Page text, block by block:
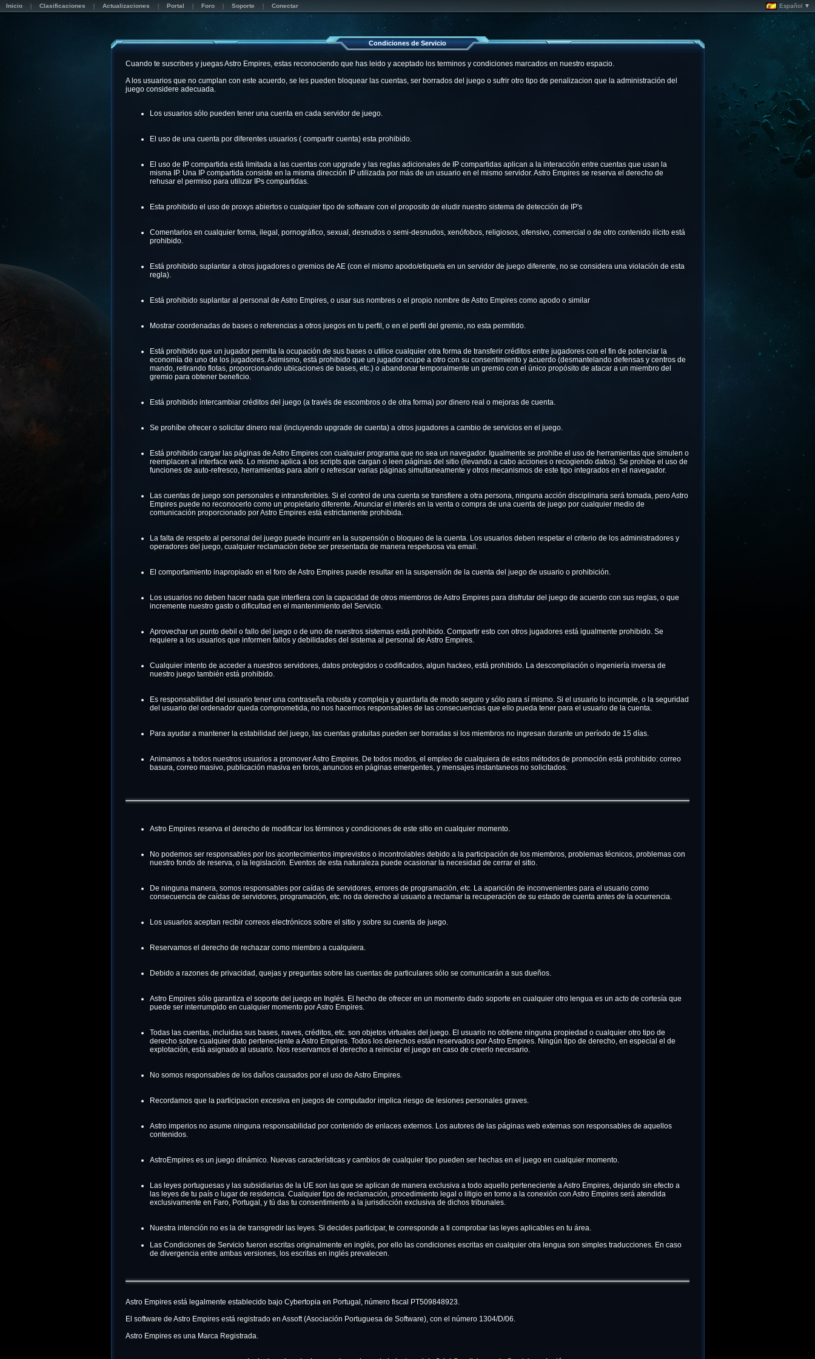
Inicio Clasificaciones Actualizaciones Portal Foro Soporte Conectar Español ▼
Condiciones de Servicio
Cuando te suscribes y juegas Astro Empires, estas reconociendo que has leido y aceptado los terminos y condiciones marcados en nuestro espacio.
A los usuarios que no cumplan con este acuerdo, se les pueden bloquear las cuentas, ser borrados del juego o sufrir otro tipo de penalizacion que la administración del
juego considere adecuada.
Los usuarios sólo pueden tener una cuenta en cada servidor de juego.
El uso de una cuenta por diferentes usuarios ( compartir cuenta) esta prohibido.
El uso de IP compartida está limitada a las cuentas con upgrade y las reglas adicionales de IP compartidas aplican a la interacción entre cuentas que usan la
misma IP. Una IP compartida consiste en la misma dirección IP utilizada por más de un usuario en el mismo servidor. Astro Empires se reserva el derecho de
rehusar el permiso para utilizar IPs compartidas.
Esta prohibido el uso de proxys abiertos o cualquier tipo de software con el proposito de eludir nuestro sistema de detección de IP's
Comentarios en cualquier forma, ilegal, pornográfico, sexual, desnudos o semi-desnudos, xenófobos, religiosos, ofensivo, comercial o de otro contenido ilícito está
prohibido.
Está prohibido suplantar a otros jugadores o gremios de AE (con el mismo apodo/etiqueta en un servidor de juego diferente, no se considera una violación de esta
regla).
Está prohibido suplantar al personal de Astro Empires, o usar sus nombres o el propio nombre de Astro Empires como apodo o similar
Mostrar coordenadas de bases o referencias a otros juegos en tu perfil, o en el perfil del gremio, no esta permitido.
Está prohibido que un jugador permita la ocupación de sus bases o utilice cualquier otra forma de transferir créditos entre jugadores con el fin de potenciar la
economía de uno de los jugadores. Asimismo, está prohibido que un jugador ocupe a otro con su consentimiento y acuerdo (desmantelando defensas y centros de
mando, retirando flotas, proporcionando ubicaciones de bases, etc.) o abandonar temporalmente un gremio con el único propósito de atacar a un miembro del
gremio para obtener beneficio.
Está prohibido intercambiar créditos del juego (a través de escombros o de otra forma) por dinero real o mejoras de cuenta.
Se prohíbe ofrecer o solicitar dinero real (incluyendo upgrade de cuenta) a otros jugadores a cambio de servicios en el juego.
Está prohibido cargar las páginas de Astro Empires con cualquier programa que no sea un navegador. Igualmente se prohibe el uso de herramientas que simulen o
reemplacen al interface web. Lo mismo aplica a los scripts que cargan o leen páginas del sitio (llevando a cabo acciones o recogiendo datos). Se prohibe el uso de
funciones de auto-refresco, herramientas para abrir o refrescar varias páginas simultaneamente y otros mecanismos de este tipo integrados en el navegador.
Las cuentas de juego son personales e intransferibles. Si el control de una cuenta se transfiere a otra persona, ninguna acción disciplinaria será tomada, pero Astro
Empires puede no reconocerlo como un propietario diferente. Anunciar el interés en la venta o compra de una cuenta de juego por cualquier medio de
comunicación proporcionado por Astro Empires está estrictamente prohibida.
La falta de respeto al personal del juego puede incurrir en la suspensión o bloqueo de la cuenta. Los usuarios deben respetar el criterio de los administradores y
operadores del juego, cualquier reclamación debe ser presentada de manera respetuosa via email.
El comportamiento inapropiado en el foro de Astro Empires puede resultar en la suspensión de la cuenta del juego de usuario o prohibición.
Los usuarios no deben hacer nada que interfiera con la capacidad de otros miembros de Astro Empires para disfrutar del juego de acuerdo con sus reglas, o que
incremente nuestro gasto o dificultad en el mantenimiento del Servicio.
Aprovechar un punto debil o fallo del juego o de uno de nuestros sistemas está prohibido. Compartir esto con otros jugadores está igualmente prohibido. Se
requiere a los usuarios que informen fallos y debilidades del sistema al personal de Astro Empires.
Cualquier intento de acceder a nuestros servidores, datos protegidos o codificados, algun hackeo, está prohibido. La descompilación o ingeniería inversa de
nuestro juego también está prohibido.
Es responsabilidad del usuario tener una contraseña robusta y compleja y guardarla de modo seguro y sólo para sí mismo. Si el usuario lo incumple, o la seguridad
del usuario del ordenador queda comprometida, no nos hacemos responsables de las consecuencias que ello pueda tener para el usuario de la cuenta.
Para ayudar a mantener la estabilidad del juego, las cuentas gratuitas pueden ser borradas si los miembros no ingresan durante un período de 15 días.
Animamos a todos nuestros usuarios a promover Astro Empires. De todos modos, el empleo de cualquiera de estos métodos de promoción está prohibido: correo
basura, correo masivo, publicación masiva en foros, anuncios en páginas emergentes, y mensajes instantaneos no solicitados.
Astro Empires reserva el derecho de modificar los términos y condiciones de este sitio en cualquier momento.
No podemos ser responsables por los acontecimientos imprevistos o incontrolables debido a la participación de los miembros, problemas técnicos, problemas con
nuestro fondo de reserva, o la legislación. Eventos de esta naturaleza puede ocasionar la necesidad de cerrar el sitio.
De ninguna manera, somos responsables por caídas de servidores, errores de programación, etc. La aparición de inconvenientes para el usuario como
consecuencia de caídas de servidores, programación, etc. no da derecho al usuario a reclamar la recuperación de su estado de cuenta antes de la ocurrencia.
Los usuarios aceptan recibir correos electrónicos sobre el sitio y sobre su cuenta de juego.
Reservamos el derecho de rechazar como miembro a cualquiera.
Debido a razones de privacidad, quejas y preguntas sobre las cuentas de particulares sólo se comunicarán a sus dueños.
Astro Empires sólo garantiza el soporte del juego en Inglés. El hecho de ofrecer en un momento dado soporte en cualquier otro lengua es un acto de cortesía que
puede ser interrumpido en cualquier momento por Astro Empires.
Todas las cuentas, incluidas sus bases, naves, créditos, etc. son objetos virtuales del juego. El usuario no obtiene ninguna propiedad o cualquier otro tipo de
derecho sobre cualquier dato perteneciente a Astro Empires. Todos los derechos están reservados por Astro Empires. Ningún tipo de derecho, en especial el de
explotación, está asignado al usuario. Nos reservamos el derecho a reiniciar el juego en caso de creerlo necesario.
No somos responsables de los daños causados por el uso de Astro Empires.
Recordamos que la participacion excesiva en juegos de computador implica riesgo de lesiones personales graves.
Astro imperios no asume ninguna responsabilidad por contenido de enlaces externos. Los autores de las páginas web externas son responsables de aquellos
contenidos.
AstroEmpires es un juego dinámico. Nuevas características y cambios de cualquier tipo pueden ser hechas en el juego en cualquier momento.
Las leyes portuguesas y las subsidiarias de la UE son las que se aplican de manera exclusiva a todo aquello perteneciente a Astro Empires, dejando sin efecto a
las leyes de tu país o lugar de residencia. Cualquier tipo de reclamación, procedimiento legal o litigio en torno a la conexión con Astro Empires será atendida
exclusivamente en Faro, Portugal, y tú das tu consentimiento a la jurisdicción exclusiva de dichos tribunales.
Nuestra intención no es la de transgredir las leyes. Si decides participar, te corresponde a ti comprobar las leyes aplicables en tu área.
Las Condiciones de Servicio fueron escritas originalmente en inglés, por ello las condiciones escritas en cualquier otra lengua son simples traducciones. En caso
de divergencia entre ambas versiones, los escritas en inglés prevalecen.
Astro Empires está legalmente establecido bajo Cybertopia en Portugal, número fiscal PT509848923.
El software de Astro Empires está registrado en Assoft (Asociación Portuguesa de Software), con el número 1304/D/06.
Astro Empires es una Marca Registrada.